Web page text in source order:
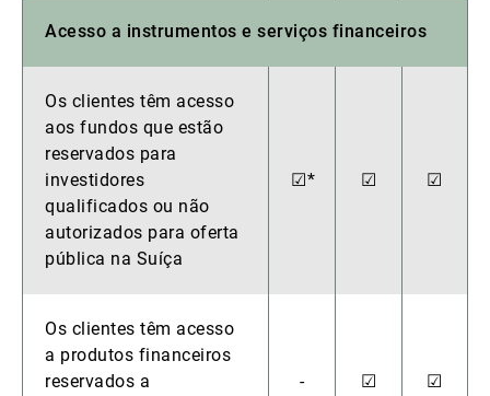
Acesso a instrumentos e serviços financeiros
Os clientes têm acesso
aos fundos que estão
reservados para
investidores
qualificados ou não
autorizados para oferta
pública na Suíça
☑* ☑ ☑
Os clientes têm acesso
a produtos financeiros
reservados a
- ☑ ☑